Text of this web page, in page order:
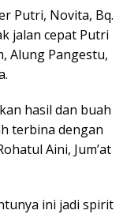
Putri, Novita, Bq.
jalan cepat Putri
Alung Pangestu,
hasil dan buah
terbina dengan
Aini, Jum’at
ini jadi spirit